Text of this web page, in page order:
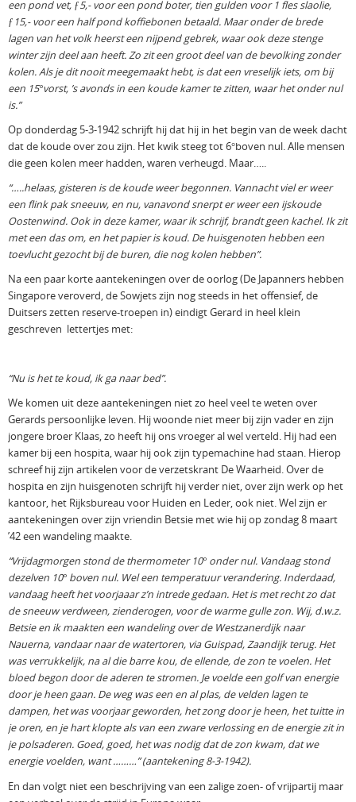
een pond vet, ƒ5,- voor een pond boter, tien gulden voor 1 fles slaolie,
ƒ15,- voor een half pond koffiebonen betaald. Maar onder de brede
lagen van het volk heerst een nijpend gebrek, waar ook deze stenge
winter zijn deel aan heeft. Zo zit een groot deel van de bevolking zonder
kolen. Als je dit nooit meegemaakt hebt, is dat een vreselijk iets, om bij
een 15°vorst, ’s avonds in een koude kamer te zitten, waar het onder nul
is.”
Op donderdag 5-3-1942 schrijft hij dat hij in het begin van de week dacht
dat de koude over zou zijn. Het kwik steeg tot 6°boven nul. Alle mensen
die geen kolen meer hadden, waren verheugd. Maar…..
“…..helaas, gisteren is de koude weer begonnen. Vannacht viel er weer
een flink pak sneeuw, en nu, vanavond snerpt er weer een ijskoude
Oostenwind. Ook in deze kamer, waar ik schrijf, brandt geen kachel. Ik zit
met een das om, en het papier is koud. De huisgenoten hebben een
toevlucht gezocht bij de buren, die nog kolen hebben”.
Na een paar korte aantekeningen over de oorlog (De Japanners hebben
Singapore veroverd, de Sowjets zijn nog steeds in het offensief, de
Duitsers zetten reserve-troepen in) eindigt Gerard in heel klein
geschreven lettertjes met:
“Nu is het te koud, ik ga naar bed”.
We komen uit deze aantekeningen niet zo heel veel te weten over
Gerards persoonlijke leven. Hij woonde niet meer bij zijn vader en zijn
jongere broer Klaas, zo heeft hij ons vroeger al wel verteld. Hij had een
kamer bij een hospita, waar hij ook zijn typemachine had staan. Hierop
schreef hij zijn artikelen voor de verzetskrant De Waarheid. Over de
hospita en zijn huisgenoten schrijft hij verder niet, over zijn werk op het
kantoor, het Rijksbureau voor Huiden en Leder, ook niet. Wel zijn er
aantekeningen over zijn vriendin Betsie met wie hij op zondag 8 maart
’42 een wandeling maakte.
“Vrijdagmorgen stond de thermometer 10° onder nul. Vandaag stond
dezelven 10° boven nul. Wel een temperatuur verandering. Inderdaad,
vandaag heeft het voorjaaar z’n intrede gedaan. Het is met recht zo dat
de sneeuw verdween, zienderogen, voor de warme gulle zon. Wij, d.w.z.
Betsie en ik maakten een wandeling over de Westzanerdijk naar
Nauerna, vandaar naar de watertoren, via Guispad, Zaandijk terug. Het
was verrukkelijk, na al die barre kou, de ellende, de zon te voelen. Het
bloed begon door de aderen te stromen. Je voelde een golf van energie
door je heen gaan. De weg was een en al plas, de velden lagen te
dampen, het was voorjaar geworden, het zong door je heen, het tuitte in
je oren, en je hart klopte als van een zware verlossing en de energie zit in
je polsaderen. Goed, goed, het was nodig dat de zon kwam, dat we
energie voelden, want ………” (aantekening 8-3-1942).
En dan volgt niet een beschrijving van een zalige zoen- of vrijpartij maar